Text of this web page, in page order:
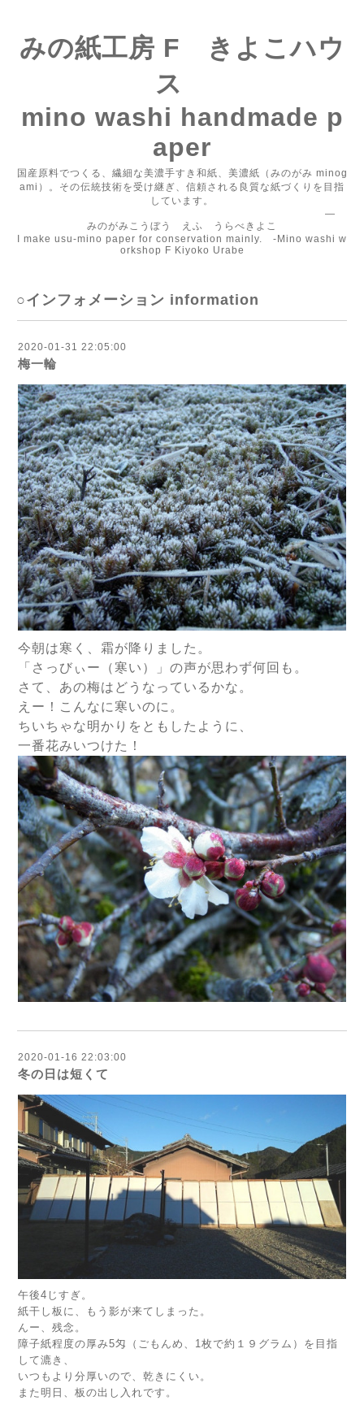
みの紙工房 F きよこハウ
ス
mino washi handmade p
aper
国産原料でつくる、繊細な美濃手すき和紙、美濃紙（みのがみ minog
ami）。その伝統技術を受け継ぎ、信頼される良質な紙づくりを目指
しています。
―
みのがみこうぼう えふ うらべきよこ
I make usu-mino paper for conservation mainly. -Mino washi w
orkshop F Kiyoko Urabe
○インフォメーション information
2020-01-31 22:05:00
梅一輪
今朝は寒く、霜が降りました。
「さっびぃー（寒い）」の声が思わず何回も。
さて、あの梅はどうなっているかな。
えー！こんなに寒いのに。
ちいちゃな明かりをともしたように、
一番花みいつけた！
2020-01-16 22:03:00
冬の日は短くて
午後4じすぎ。
紙干し板に、もう影が来てしまった。
んー、残念。
障子紙程度の厚み5匁（ごもんめ、1枚で約１９グラム）を目指
して漉き、
いつもより分厚いので、乾きにくい。
また明日、板の出し入れです。